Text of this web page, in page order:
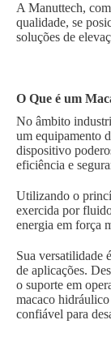
A Manuttech,
qualidade, se
soluções de
O Que é um
No âmbito
um equipamento
dispositivo
eficiência e
Utilizando o
exercida por
energia em força
Sua versatilidade
de aplicações.
o suporte em
macaco
confiável para